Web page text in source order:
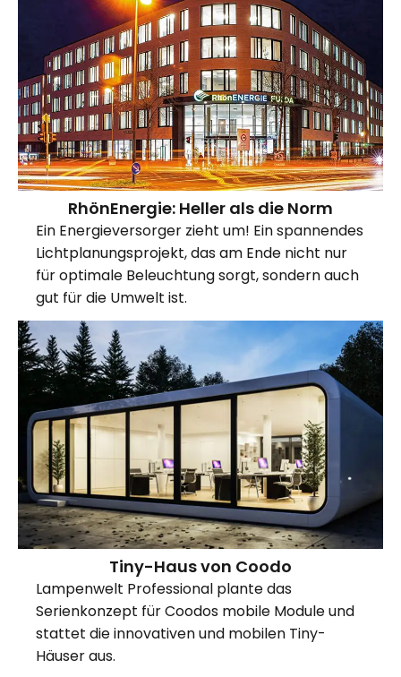
RhönEnergie: Heller als die Norm
Ein Energieversorger zieht um! Ein spannendes
Lichtplanungsprojekt, das am Ende nicht nur
für optimale Beleuchtung sorgt, sondern auch
gut für die Umwelt ist.
Tiny-Haus von Coodo
Lampenwelt Professional plante das
Serienkonzept für Coodos mobile Module und
stattet die innovativen und mobilen Tiny-
Häuser aus.